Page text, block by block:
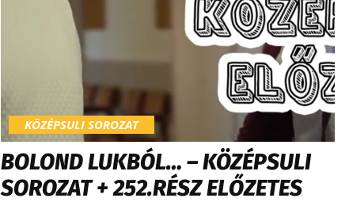
KÖZÉPSULI SOROZAT
BOLOND LUKBÓL… – KÖZÉPSULI
SOROZAT + 252.RÉSZ ELŐZETES